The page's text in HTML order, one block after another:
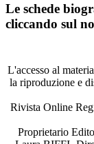
Le schede
cliccando sul
L'accesso al
la riproduzione e
Rivista Online
Proprietario